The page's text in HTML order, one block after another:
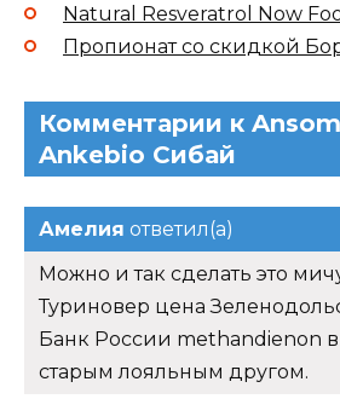
Natural Resveratrol Now
Пропионат со скидкой
Комментарии к
Ankebio Сибай
Амелия ответил(а)
Можно и так сделать это
Туриновер цена
Банк России methandienon
старым лояльным другом.